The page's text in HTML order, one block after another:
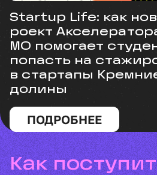
Startup Life: как
роект
МО помогает
попасть на
в стартапы
долины
ПОДРОБНЕЕ
Как